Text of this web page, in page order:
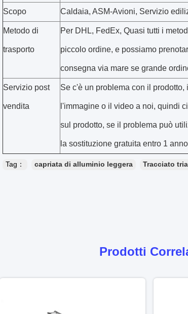
Scopo Caldaia, ASM-Avioni, Servizio
Metodo di
trasporto
Per DHL, FedEx, Quasi tutti i
piccolo ordine, e possiamo
consegna via mare se grande
Servizio post
vendita
Se c'è un problema con il
l'immagine o il video a noi, quindi
sul prodotto, se il problema può
la sostituzione gratuita entro 1
Tag： capriata di alluminio leggera Tracciato
Prodotti